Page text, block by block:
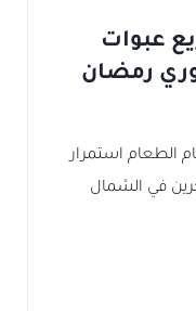
الناس 7-توزيع عبوات
رمضان
الطعام استمرار
في الشمال